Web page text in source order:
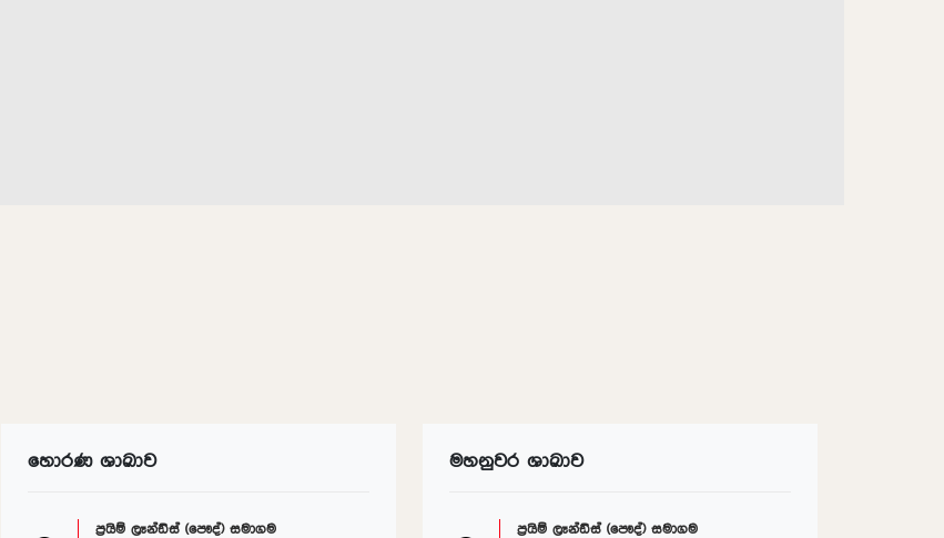
හොරණ ශාඛාව
ප්‍රයිම් ලෑන්ඩ්ස් (පෞද්) සමාගම
මහනුවර ශාඛාව
ප්‍රයිම් ලෑන්ඩ්ස් (පෞද්) සමාගම